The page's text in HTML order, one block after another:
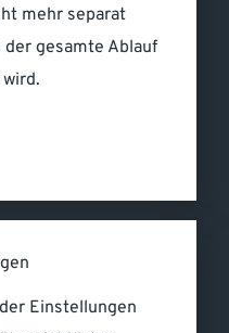
mehr separat
gesamte Ablauf
Einstellungen